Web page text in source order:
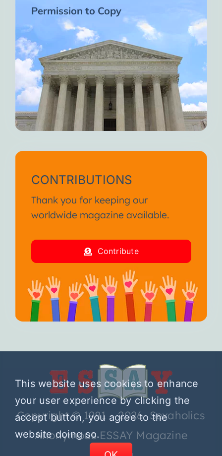
Permission to Copy
CONTRIBUTIONS
Thank you for keeping our
worldwide magazine available.
Contribute
Copyright © 1981 – 2026 Sexaholics
Anonymous ESSAY Magazine
This website uses cookies to enhance
your user experience by clicking the
accept button, you agree to the
website doing so.